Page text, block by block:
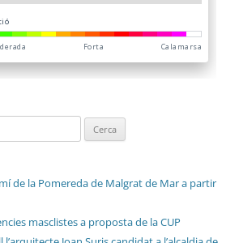
de la Pomereda de Malgrat de Mar a partir
masclistes a proposta de la CUP